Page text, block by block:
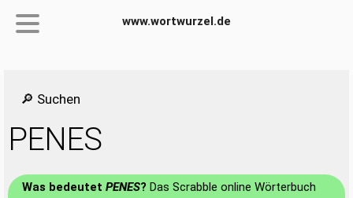
www.wortwurzel.de
🔎 Suchen
PENES
Was bedeutet PENES? Das Scrabble online Wörterbuch